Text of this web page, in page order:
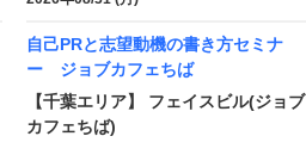
自己PRと志望動機の書き方セミナ
ー ジョブカフェちば
【千葉エリア】 フェイスビル(ジョブ
カフェちば)